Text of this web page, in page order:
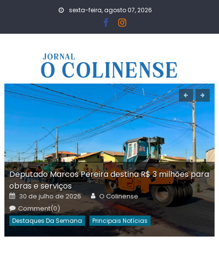
sexta-feira, agosto 07, 2026
Deputado Marcos Pereira destina R$ 3 milhões para
obras e serviços
Posted
on
30 de julho de 2026 Author
O Colinense
Comment(0)
Destaques Da Semana Principais Notícias